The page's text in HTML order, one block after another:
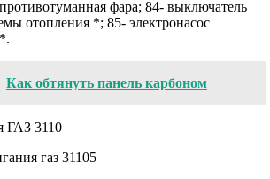
фара; 84- выключатель
отопления *; 85- электронасос
Как обтянуть панель карбоном
ГАЗ 3110